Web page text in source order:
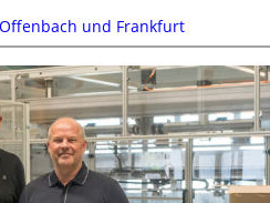
und Frankfurt